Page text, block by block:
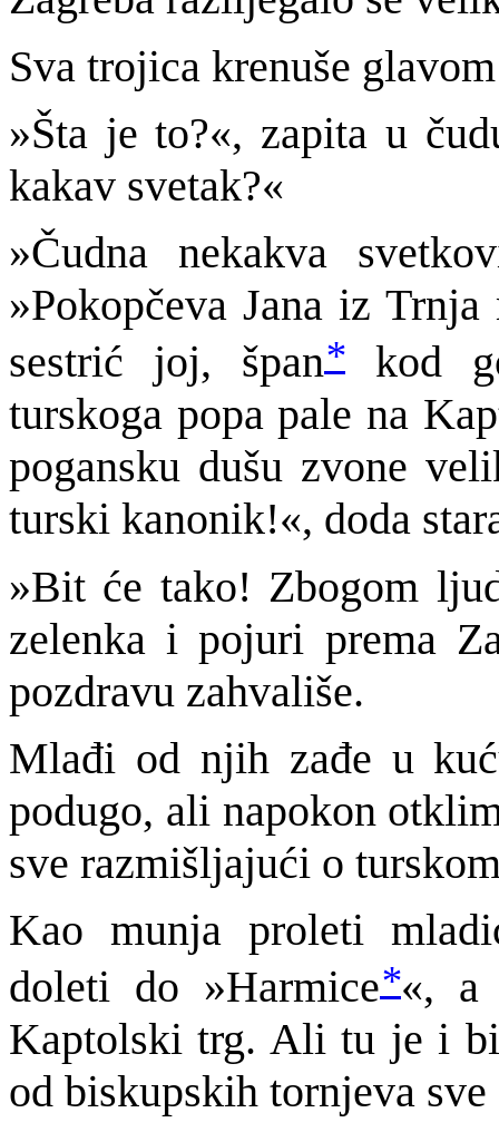
Sva trojica krenuše
»Šta je to?«, zapita u
kakav svetak?«
»Čudna nekakva
»Pokopčeva Jana iz
sestrić joj, špan* kod
turskoga popa pale na
pogansku dušu zvone
turski kanonik!«, doda
»Bit će tako! Zbogom
zelenka i pojuri prema
pozdravu zahvališe.
Mlađi od njih zađe u
podugo, ali napokon
sve razmišljajući o
Kao munja proleti
doleti do »Harmice*«, a
Kaptolski trg. Ali tu je i
od biskupskih tornjeva sve